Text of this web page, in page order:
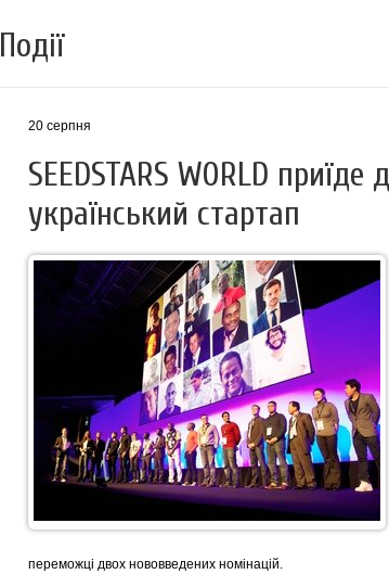
Події
20 серпня
SEEDSTARS WORLD
український стартап
переможці двох нововведених номінацій.